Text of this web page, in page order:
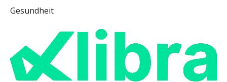
Gesundheit